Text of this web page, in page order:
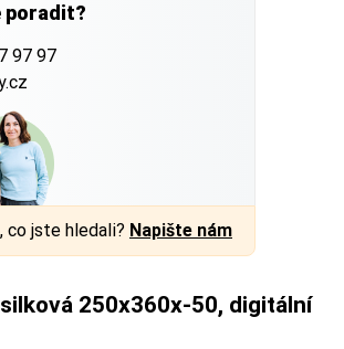
poradit?
97 97
co jste hledali? Napište nám
250x360x-50, digitální